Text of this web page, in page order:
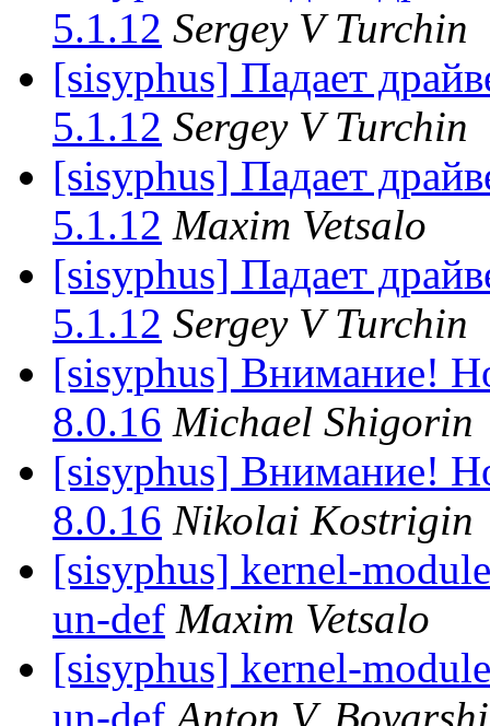
5.1.12 Sergey V Turchin
[sisyphus] Падает
5.1.12 Sergey V Turchin
[sisyphus] Падает
5.1.12 Maxim Vetsalo
[sisyphus] Падает
5.1.12 Sergey V Turchin
[sisyphus] Внимание!
8.0.16 Michael Shigorin
[sisyphus] Внимание!
8.0.16 Nikolai Kostrigin
[sisyphus] kernel-
un-def Maxim Vetsalo
[sisyphus] kernel-